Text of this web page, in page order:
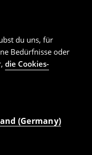
du uns, für
Bedürfnisse oder
die Cookies-
(Germany)